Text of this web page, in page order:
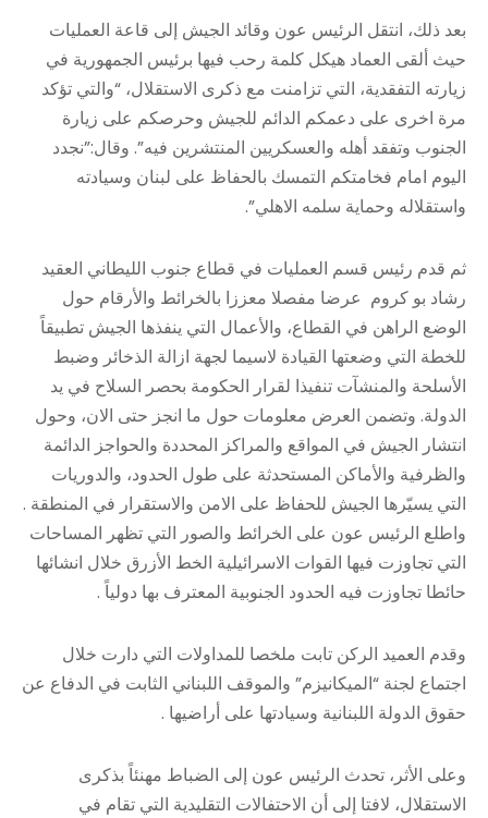
بعد ذلك، انتقل الرئيس عون وقائد الجيش إلى قاعة العمليات
حيث ألقى العماد هيكل كلمة رحب فيها برئيس الجمهورية في
زيارته التفقدية، التي تزامنت مع ذكرى الاستقلال، “والتي تؤكد
مرة اخرى على دعمكم الدائم للجيش وحرصكم على زيارة
الجنوب وتفقد أهله والعسكريين المنتشرين فيه”. وقال:”نجدد
اليوم امام فخامتكم التمسك بالحفاظ على لبنان وسيادته
واستقلاله وحماية سلمه الاهلي”.
ثم قدم رئيس قسم العمليات في قطاع جنوب الليطاني العقيد
رشاد بو كروم عرضا مفصلا معززا بالخرائط والأرقام حول
الوضع الراهن في القطاع، والأعمال التي ينفذها الجيش تطبيقاً
للخطة التي وضعتها القيادة لاسيما لجهة ازالة الذخائر وضبط
الأسلحة والمنشآت تنفيذا لقرار الحكومة بحصر السلاح في يد
الدولة. وتضمن العرض معلومات حول ما انجز حتى الان، وحول
انتشار الجيش في المواقع والمراكز المحددة والحواجز الدائمة
والظرفية والأماكن المستحدثة على طول الحدود، والدوريات
التي يسيّرها الجيش للحفاظ على الامن والاستقرار في المنطقة .
واطلع الرئيس عون على الخرائط والصور التي تظهر المساحات
التي تجاوزت فيها القوات الاسرائيلية الخط الأزرق خلال انشائها
حائطا تجاوزت فيه الحدود الجنوبية المعترف بها دولياً .
وقدم العميد الركن تابت ملخصا للمداولات التي دارت خلال
اجتماع لجنة “الميكانيزم” والموقف اللبناني الثابت في الدفاع عن
حقوق الدولة اللبنانية وسيادتها على أراضيها .
وعلى الأثر، تحدث الرئيس عون إلى الضباط مهنئاً بذكرى
الاستقلال، لافتا إلى أن الاحتفالات التقليدية التي تقام في